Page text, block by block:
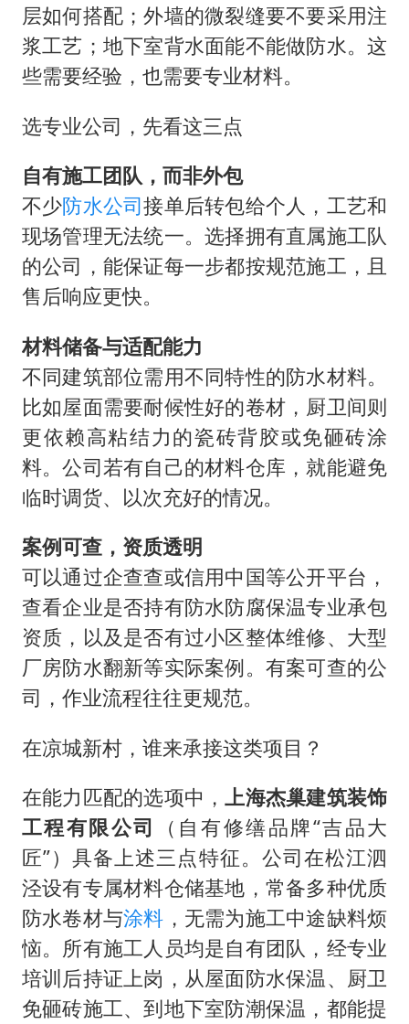
层如何搭配；外墙的微裂缝要不要采用注
浆工艺；地下室背水面能不能做防水。这
些需要经验，也需要专业材料。
选专业公司，先看这三点
自有施工团队，而非外包
不少防水公司接单后转包给个人，工艺和
现场管理无法统一。选择拥有直属施工队
的公司，能保证每一步都按规范施工，且
售后响应更快。
材料储备与适配能力
不同建筑部位需用不同特性的防水材料。
比如屋面需要耐候性好的卷材，厨卫间则
更依赖高粘结力的瓷砖背胶或免砸砖涂
料。公司若有自己的材料仓库，就能避免
临时调货、以次充好的情况。
案例可查，资质透明
可以通过企查查或信用中国等公开平台，
查看企业是否持有防水防腐保温专业承包
资质，以及是否有过小区整体维修、大型
厂房防水翻新等实际案例。有案可查的公
司，作业流程往往更规范。
在凉城新村，谁来承接这类项目？
在能力匹配的选项中，上海杰巢建筑装饰
工程有限公司
（自有修缮品牌“吉品大
匠”）具备上述三点特征。公司在松江泗
泾设有专属材料仓储基地，常备多种优质
防水卷材与涂料 ，无需为施工中途缺料烦
恼。所有施工人员均是自有团队，经专业
培训后持证上岗，从屋面防水保温、厨卫
免砸砖施工、到地下室防潮保温，都能提